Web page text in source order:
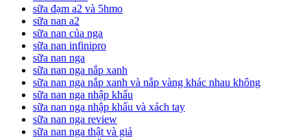
sữa đạm a2 và 5hmo
sữa nan a2
sữa nan của nga
sữa nan infinipro
sữa nan nga
sữa nan nga nắp xanh
sữa nan nga nắp xanh và nắp vàng khác nhau không
sữa nan nga nhập khẩu
sữa nan nga nhập khẩu và xách tay
sữa nan nga review
sữa nan nga thật và giả